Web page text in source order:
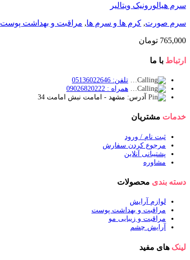
سرم هیالورونیک ویتالیر
سرم صورت, کرم ها و سرم ها, مراقبت و بهداشت پوست
765,000 تومان
ارتباط با ما
تلفن: 05136022646
همراه : 09026820222
آدرس: مشهد - امامت نبش امامت 34
خدمات مشتریان
ثبت نام / ورود
مرجوع کردن سفارش
پشتیبانی آنلاین
مشاوره
دسته بندی محصولات
لوازم آرایش
مراقبت و بهداشت پوست
مراقبت و زیبایی مو
آرایش چشم
لینک های مفید